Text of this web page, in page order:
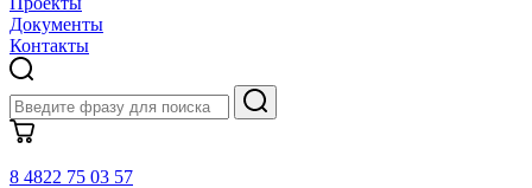
Документы
Контакты
8 4822 75 03 57